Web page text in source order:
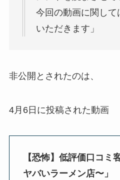
今回の動画に関して
いただきます」
非公開とされたのは、
4月6日に投稿された動画
【恐怖】低評価口コミ
ヤバいラーメン店〜」